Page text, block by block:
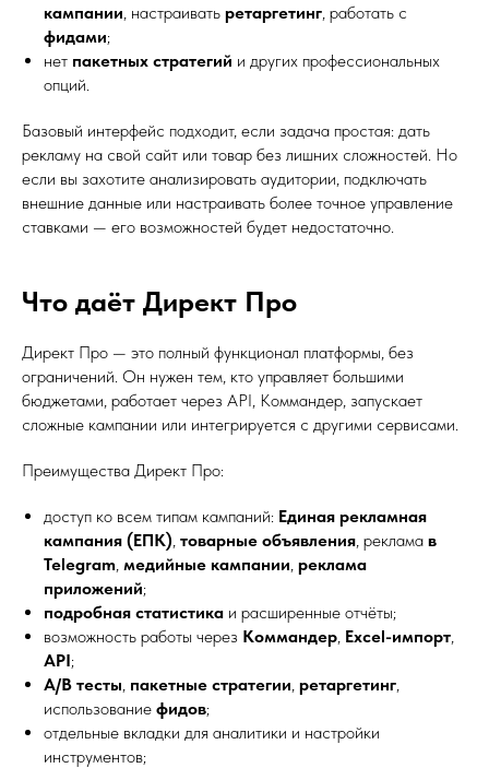
кампании , настраивать ретаргетинг , работать с
фидами;
нет пакетных стратегий и других профессиональных
опций.
Базовый интерфейс подходит, если задача простая: дать
рекламу на свой сайт или товар без лишних сложностей. Но
если вы захотите анализировать аудитории, подключать
внешние данные или настраивать более точное управление
ставками — его возможностей будет недостаточно.
Что даёт Директ Про
Директ Про — это полный функционал платформы, без
ограничений. Он нужен тем, кто управляет большими
бюджетами, работает через API, Коммандер, запускает
сложные кампании или интегрируется с другими сервисами.
Преимущества Директ Про:
доступ ко всем типам кампаний: Единая рекламная
кампания (ЕПК) товарные объявления , реклама в
Telegram медийные кампании реклама
приложений;
подробная статистика и расширенные отчёты;
возможность работы через Коммандер Excel-импорт
API;
A/B тесты пакетные стратегии ретаргетинг
использование фидов;
отдельные вкладки для аналитики и настройки
инструментов;